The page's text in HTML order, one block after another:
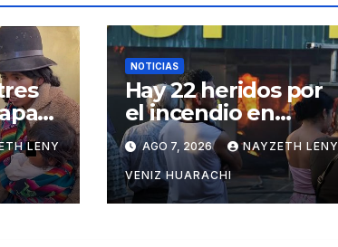
LENY
NOTICIAS
Hay 22 heridos por
el incendio en
Barrio Lindo
AGO 7, 2026 NAYZETH LENY
VENIZ HUARACHI